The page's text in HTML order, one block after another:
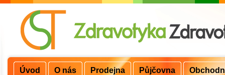
Úvod O nás Prodejna Půjčovna